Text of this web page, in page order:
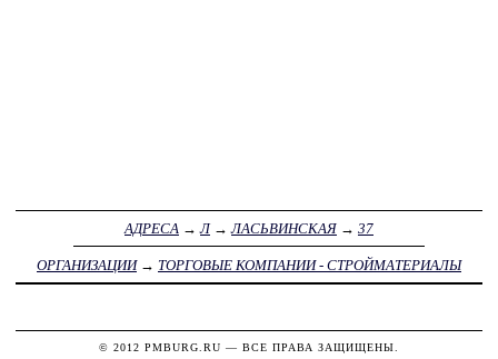
АДРЕСА →Л→ЛАСЬВИНСКАЯ → 37
ОРГАНИЗАЦИИ→ ТОРГОВЫЕ КОМПАНИИ - СТРОЙМАТЕРИАЛЫ
© 2012 PMBURG.RU — ВСЕ ПРАВА ЗАЩИЩЕНЫ.